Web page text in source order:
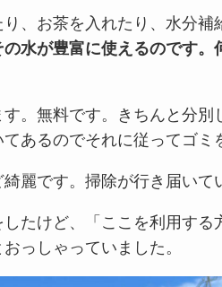
、お茶を入れたり、水分補
の水が豊富に使えるのです。
。無料です。きちんと分別
あるのでそれに従ってゴミ
麗です。掃除が行き届いて
したけど、「ここを利用す
っしゃっていました。